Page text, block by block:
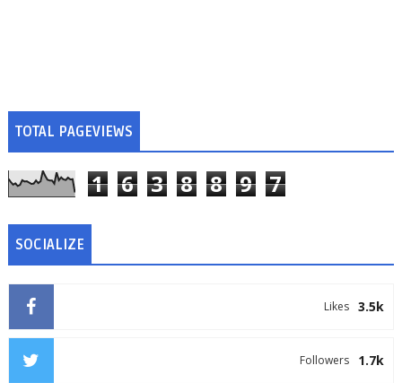
TOTAL PAGEVIEWS
1 6 3 8 8 9 7
SOCIALIZE
3.5k
Likes
1.7k
Followers